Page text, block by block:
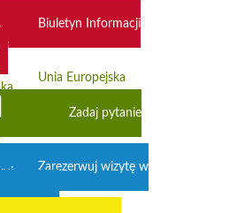
Biuletyn Informacji
Unia Europejska
Zadaj pytanie
Zarezerwuj wizytę w